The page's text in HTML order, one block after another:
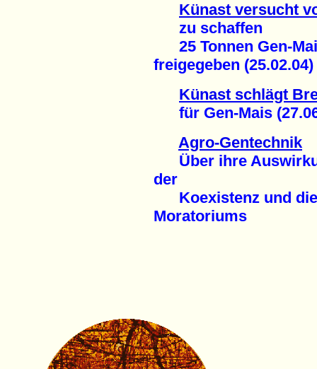
Künast versucht
zu schaffen
25 Tonnen Gen-
freigegeben (25.02.04)
Künast schlägt
für Gen-Mais
Agro-Gentechnik
Über ihre
der
Koexistenz und die
Moratoriums